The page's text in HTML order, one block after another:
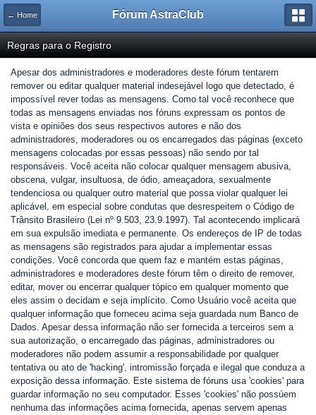
← Home Fórum AstraClub
Regras para o Registro
Apesar dos administradores e moderadores deste fórum tentarem
remover ou editar qualquer material indesejável logo que detectado, é
impossível rever todas as mensagens. Como tal você reconhece que
todas as mensagens enviadas nos fóruns expressam os pontos de
vista e opiniões dos seus respectivos autores e não dos
administradores, moderadores ou os encarregados das páginas (exceto
mensagens colocadas por essas pessoas) não sendo por tal
responsáveis. Você aceita não colocar qualquer mensagem abusiva,
obscena, vulgar, insultuosa, de ódio, ameaçadora, sexualmente
tendenciosa ou qualquer outro material que possa violar qualquer lei
aplicável, em especial sobre condutas que desrespeitem o Código de
Trânsito Brasileiro (Lei nº 9.503, 23.9.1997). Tal acontecendo implicará
em sua expulsão imediata e permanente. Os endereços de IP de todas
as mensagens são registrados para ajudar a implementar essas
condições. Você concorda que quem faz e mantém estas páginas,
administradores e moderadores deste fórum têm o direito de remover,
editar, mover ou encerrar qualquer tópico em qualquer momento que
eles assim o decidam e seja implícito. Como Usuário você aceita que
qualquer informação que forneceu acima seja guardada num Banco de
Dados. Apesar dessa informação não ser fornecida a terceiros sem a
sua autorização, o encarregado das páginas, administradores ou
moderadores não podem assumir a responsabilidade por qualquer
tentativa ou ato de 'hacking', intromissão forçada e ilegal que conduza a
exposição dessa informação. Este sistema de fóruns usa 'cookies' para
guardar informação no seu computador. Esses 'cookies' não possúem
nenhuma das informações acima fornecida, apenas servem apenas